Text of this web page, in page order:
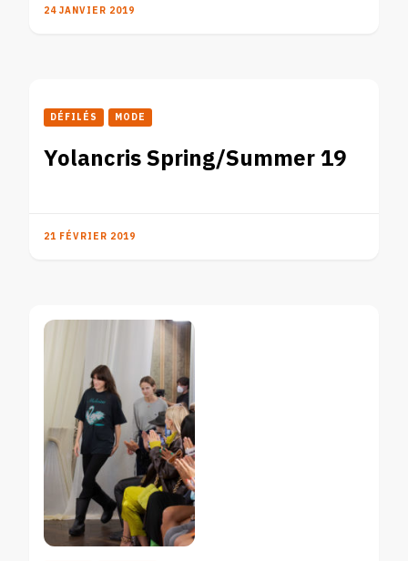
24 JANVIER 2019
DÉFILÉS MODE
Yolancris Spring/Summer 19
21 FÉVRIER 2019